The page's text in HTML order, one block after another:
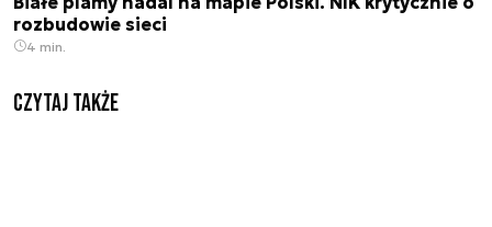
rozbudowie sieci
4 min.
Czytaj także